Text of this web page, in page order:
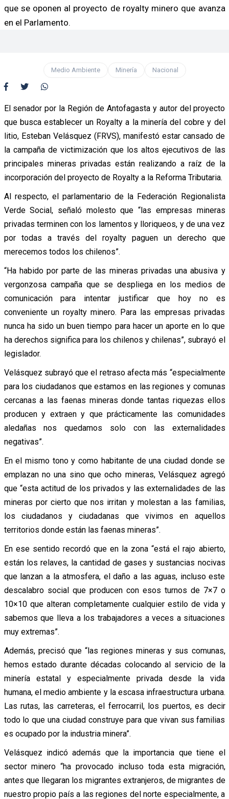
que se oponen al proyecto de royalty minero que avanza
en el Parlamento.
Medio Ambiente Minería Nacional
El senador por la Región de Antofagasta y autor del proyecto
que busca establecer un Royalty a la minería del cobre y del
litio, Esteban Velásquez (FRVS), manifestó estar cansado de
la campaña de victimización que los altos ejecutivos de las
principales mineras privadas están realizando a raíz de la
incorporación del proyecto de Royalty a la Reforma Tributaria.
Al respecto, el parlamentario de la Federación Regionalista
Verde Social, señaló molesto que “las empresas mineras
privadas terminen con los lamentos y lloriqueos, y de una vez
por todas a través del royalty paguen un derecho que
merecemos todos los chilenos”.
“Ha habido por parte de las mineras privadas una abusiva y
vergonzosa campaña que se despliega en los medios de
comunicación para intentar justificar que hoy no es
conveniente un royalty minero. Para las empresas privadas
nunca ha sido un buen tiempo para hacer un aporte en lo que
ha derechos significa para los chilenos y chilenas”, subrayó el
legislador.
Velásquez subrayó que el retraso afecta más “especialmente
para los ciudadanos que estamos en las regiones y comunas
cercanas a las faenas mineras donde tantas riquezas ellos
producen y extraen y que prácticamente las comunidades
aledañas nos quedamos solo con las externalidades
negativas”.
En el mismo tono y como habitante de una ciudad donde se
emplazan no una sino que ocho mineras, Velásquez agregó
que “esta actitud de los privados y las externalidades de las
mineras por cierto que nos irritan y molestan a las familias,
los ciudadanos y ciudadanas que vivimos en aquellos
territorios donde están las faenas mineras”.
En ese sentido recordó que en la zona “está el rajo abierto,
están los relaves, la cantidad de gases y sustancias nocivas
que lanzan a la atmosfera, el daño a las aguas, incluso este
descalabro social que producen con esos turnos de 7×7 o
10×10 que alteran completamente cualquier estilo de vida y
sabemos que lleva a los trabajadores a veces a situaciones
muy extremas”.
Además, precisó que “las regiones mineras y sus comunas,
hemos estado durante décadas colocando al servicio de la
minería estatal y especialmente privada desde la vida
humana, el medio ambiente y la escasa infraestructura urbana.
Las rutas, las carreteras, el ferrocarril, los puertos, es decir
todo lo que una ciudad construye para que vivan sus familias
es ocupado por la industria minera”.
Velásquez indicó además que la importancia que tiene el
sector minero “ha provocado incluso toda esta migración,
antes que llegaran los migrantes extranjeros, de migrantes de
nuestro propio país a las regiones del norte especialmente, a